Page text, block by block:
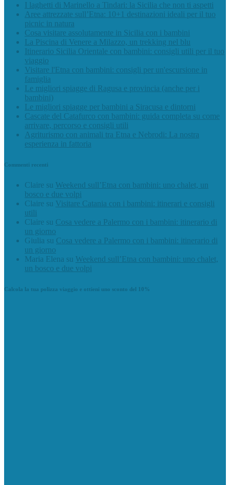
I laghetti di Marinello a Tindari: la Sicilia che non ti aspetti
Aree attrezzate sull’Etna: 10+1 destinazioni ideali per il tuo
picnic in natura
Cosa visitare assolutamente in Sicilia con i bambini
La Piscina di Venere a Milazzo, un trekking nel blu
Itinerario Sicilia Orientale con bambini: consigli utili per il tuo
viaggio
Visitare l'Etna con bambini: consigli per un'escursione in
famiglia
Le migliori spiagge di Ragusa e provincia (anche per i
bambini)
Le migliori spiagge per bambini a Siracusa e dintorni
Cascate del Catafurco con bambini: guida completa su come
arrivare, percorso e consigli utili
Agriturismo con animali tra Etna e Nebrodi: La nostra
esperienza in fattoria
Commenti recenti
Claire su Weekend sull’Etna con bambini: uno chalet, un
bosco e due volpi
Claire su Visitare Catania con i bambini: itinerari e consigli
utili
Claire su Cosa vedere a Palermo con i bambini: itinerario di
un giorno
Giulia su Cosa vedere a Palermo con i bambini: itinerario di
un giorno
Maria Elena su Weekend sull’Etna con bambini: uno chalet,
un bosco e due volpi
Calcola la tua polizza viaggio e ottieni uno sconto del 10%